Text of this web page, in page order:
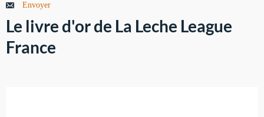
Envoyer
Le livre d'or de La Leche League
France